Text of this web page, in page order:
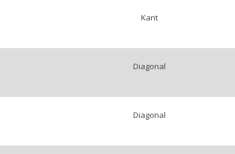
Kant
Diagonal
Diagonal